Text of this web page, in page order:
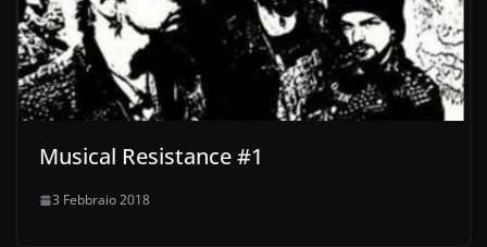
Musical Resistance #1
3 Febbraio 2018